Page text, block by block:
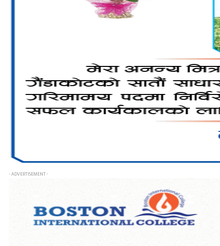
- ADVERTISEMENT -